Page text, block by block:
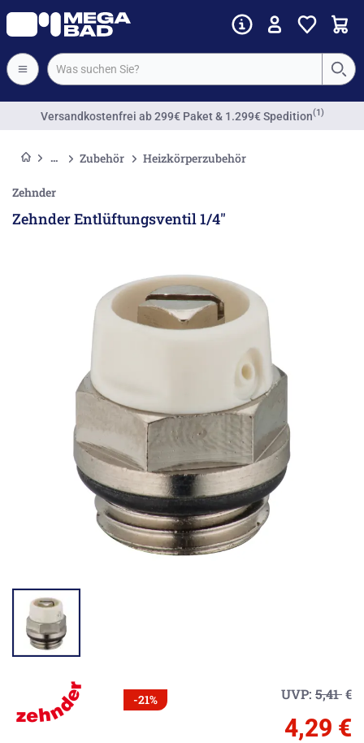
Versandkostenfrei ab 299€ Paket & 1.299€ Spedition(1)
Zubehör Heizkörperzubehör
Zehnder
Zehnder Entlüftungsventil 1/4"
-21% UVP: 5,41€
4,29 €